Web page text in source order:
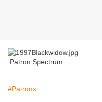
Patron Spectrum
#Patrons